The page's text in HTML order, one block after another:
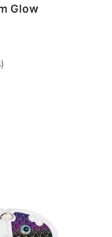
Glow